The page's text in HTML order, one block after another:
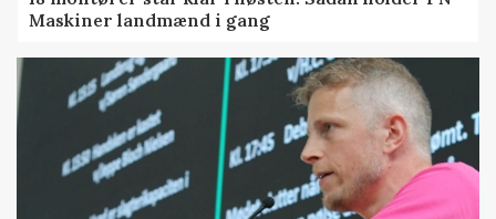
Maskiner landmænd i gang